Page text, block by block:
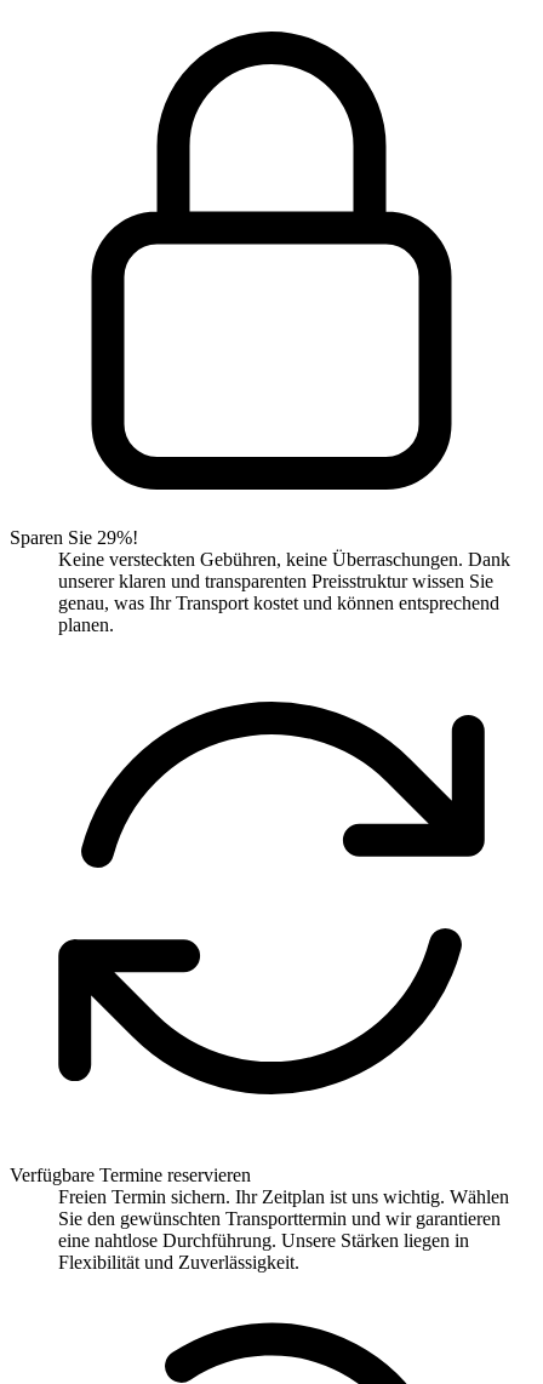
Sparen Sie 29%!
Keine versteckten Gebühren, keine Überraschungen. Dank
unserer klaren und transparenten Preisstruktur wissen Sie
genau, was Ihr Transport kostet und können entsprechend
planen.
Verfügbare Termine reservieren
Freien Termin sichern. Ihr Zeitplan ist uns wichtig. Wählen
Sie den gewünschten Transporttermin und wir garantieren
eine nahtlose Durchführung. Unsere Stärken liegen in
Flexibilität und Zuverlässigkeit.